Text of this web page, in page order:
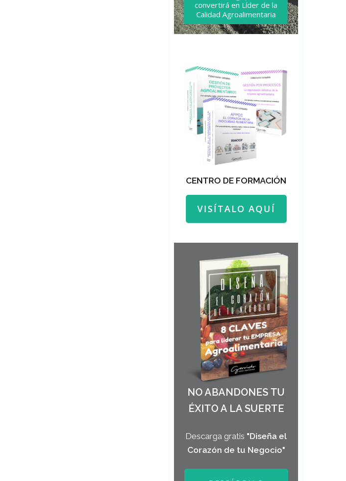
convertirá en Líder de la
Calidad Agroalimentaria
CENTRO DE FORMACIÓN
VISÍTALO AQUÍ
NO ABANDONES TU
ÉXITO A LA SUERTE
Descarga gratis "Diseña el
Corazón de tu Negocio"